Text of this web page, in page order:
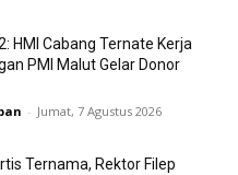
HMI Cabang Ternate Kerja
PMI Malut Gelar Donor
- Jumat, 7 Agustus 2026
Ternama, Rektor Filep